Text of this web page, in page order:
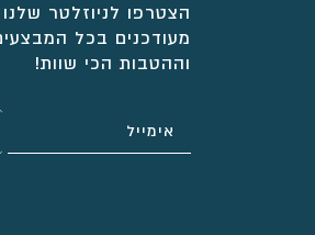
הצטרפו לניוזלטר
מעודכנים בכל
וההטבות הכי שוות!